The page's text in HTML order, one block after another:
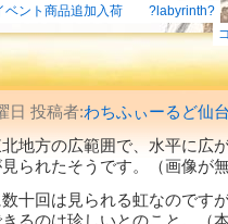
ベント商品追加入荷 ?labyrinth?
日 投稿者:わちふぃーるど仙
地方の広範囲で、水平に広
られたそうです。（画像が
十回は見られる虹なのです